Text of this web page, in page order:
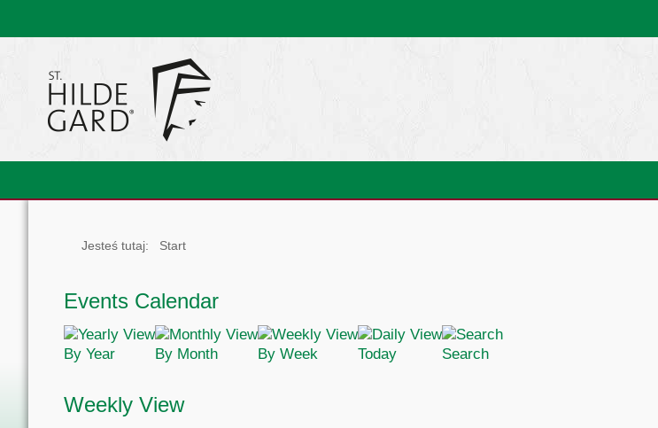
Jesteś tutaj: Start
Events Calendar
By Year By Month By Week Today Search
Weekly View